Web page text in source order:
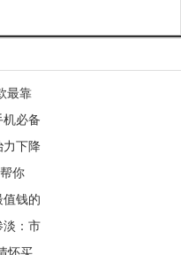
最靠
必备
力下降
你
钱的
淡：市